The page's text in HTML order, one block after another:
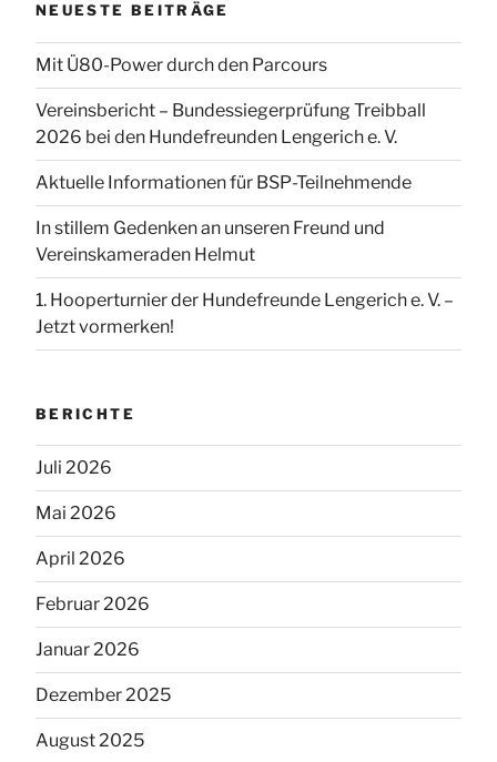
NEUESTE BEITRÄGE
Mit Ü80-Power durch den Parcours
Vereinsbericht – Bundessiegerprüfung Treibball
2026 bei den Hundefreunden Lengerich e. V.
Aktuelle Informationen für BSP-Teilnehmende
In stillem Gedenken an unseren Freund und
Vereinskameraden Helmut
1. Hooperturnier der Hundefreunde Lengerich e. V. –
Jetzt vormerken!
BERICHTE
Juli 2026
Mai 2026
April 2026
Februar 2026
Januar 2026
Dezember 2025
August 2025